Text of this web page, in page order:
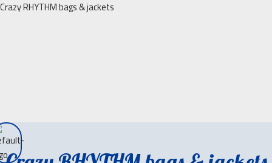
Перейти
Crazy RHYTHM bags & jackets